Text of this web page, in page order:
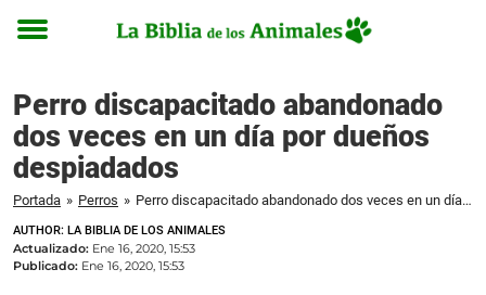
Toggle
Perro discapacitado abandonado
dos veces en un día por dueños
despiadados
Portada » Perros » Perro discapacitado abandonado dos veces en un día por dueños despiadados
AUTHOR: LA BIBLIA DE LOS ANIMALES
Actualizado: Ene 16, 2020, 15:53
Publicado: Ene 16, 2020, 15:53